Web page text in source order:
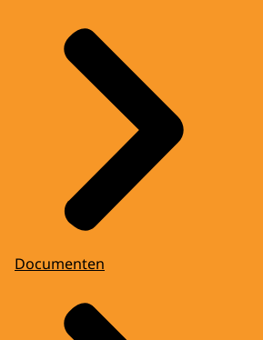
Documenten